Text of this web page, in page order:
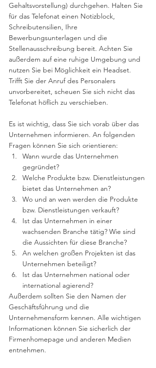
Gehaltsvorstellung) durchgehen. Halten Sie
für das Telefonat einen Notizblock,
Schreibutensilien, Ihre
Bewerbungsunterlagen und die
Stellenausschreibung bereit. Achten Sie
außerdem auf eine ruhige Umgebung und
nutzen Sie bei Möglichkeit ein Headset.
Trifft Sie der Anruf des Personalers
unvorbereitet, scheuen Sie sich nicht das
Telefonat höflich zu verschieben.
Es ist wichtig, dass Sie sich vorab über das
Unternehmen informieren. An folgenden
Fragen können Sie sich orientieren:
Wann wurde das Unternehmen
gegründet?
Welche Produkte bzw. Dienstleistungen
bietet das Unternehmen an?
Wo und an wen werden die Produkte
bzw. Dienstleistungen verkauft?
Ist das Unternehmen in einer
wachsenden Branche tätig? Wie sind
die Aussichten für diese Branche?
An welchen großen Projekten ist das
Unternehmen beteiligt?
Ist das Unternehmen national oder
international agierend?
Außerdem sollten Sie den Namen der
Geschäftsführung und die
Unternehmensform kennen. Alle wichtigen
Informationen können Sie sicherlich der
Firmenhomepage und anderen Medien
entnehmen.